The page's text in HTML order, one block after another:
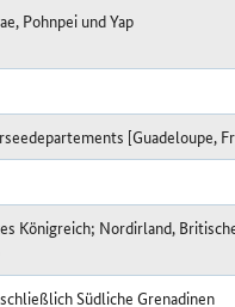
Pohnpei und Yap
[Guadeloupe,
Königreich; Nordirland,
Südliche Grenadinen